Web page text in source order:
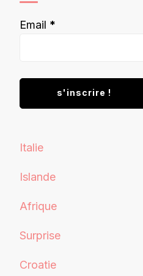
Email *
Italie
Islande
Afrique
Surprise
Croatie